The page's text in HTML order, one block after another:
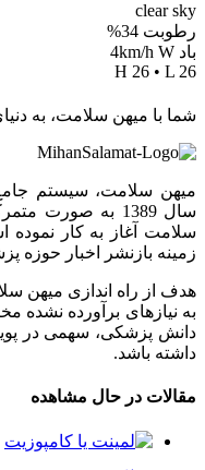
clear sky
رطوبت 34%
باد 4km/h W
H 26 • L 26
شما با میهن سلامت، به
میهن سلامت، سیستم
سال 1389 به
سلامت آغاز به کار
زمینه بازنشر اخبار حوزه
هدف از راه اندازی میهن
به نیازهای برآورده نشده
دانش پزشکی، سهمی در
داشته باشد.
مقالات در حال مشاهده